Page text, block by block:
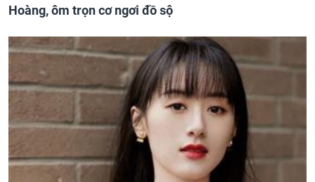
Hoàng, ôm trọn cơ ngơi đồ sộ